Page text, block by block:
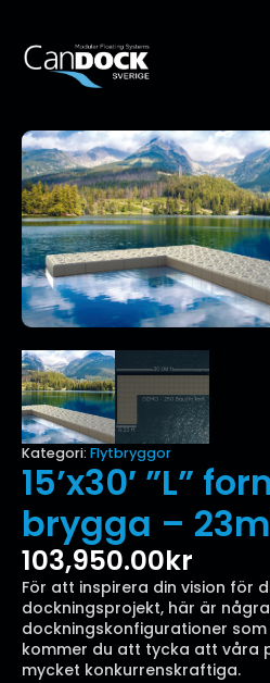
Kategori: Flytbryggor
15’x30′ ”L”
brygga –
103,950.00kr
För att inspirera din vision för
dockningsprojekt, här är
dockningskonfigurationer
kommer du att tycka att våra
mycket konkurrenskraftiga.